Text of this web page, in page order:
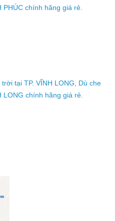
chính hãng giá rẻ.
tại TP. VĨNH LONG, Dù che
chính hãng giá rẻ.